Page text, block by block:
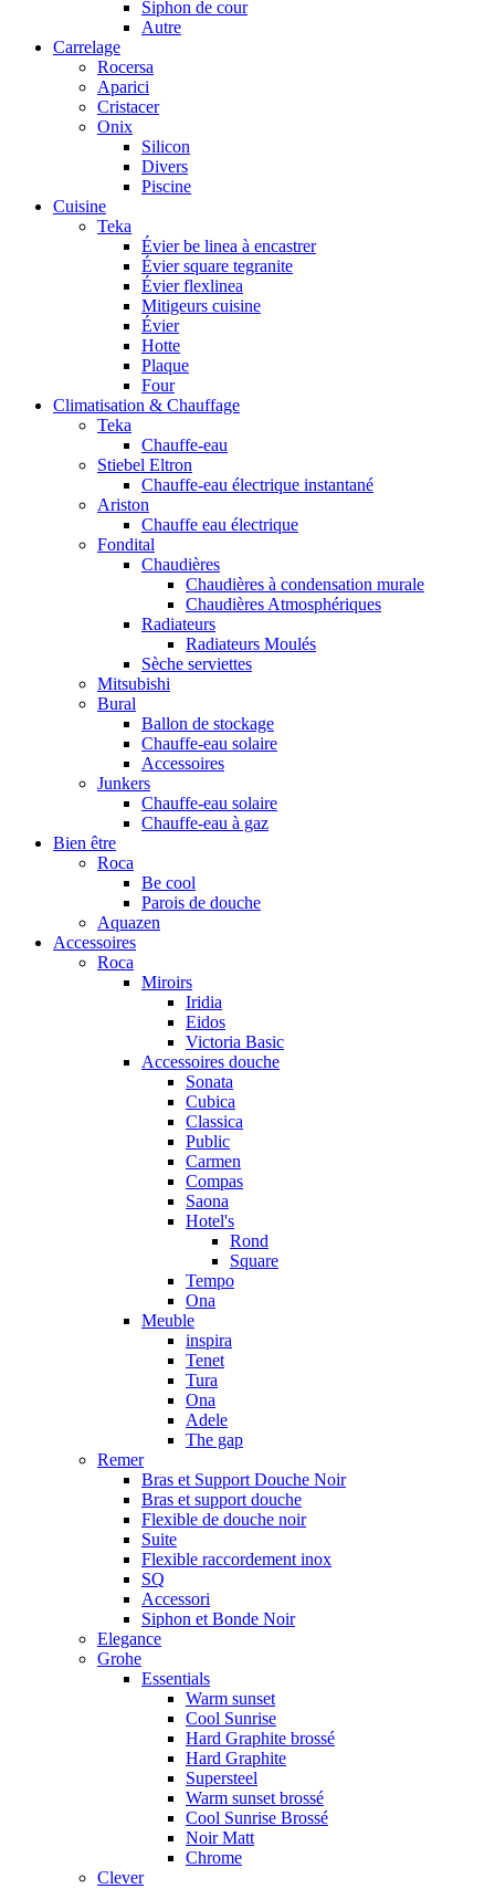
Siphon de cour
Autre
Carrelage
Rocersa
Aparici
Cristacer
Onix
Silicon
Divers
Piscine
Cuisine
Teka
Évier be linea à encastrer
Évier square tegranite
Évier flexlinea
Mitigeurs cuisine
Évier
Hotte
Plaque
Four
Climatisation & Chauffage
Teka
Chauffe-eau
Stiebel Eltron
Chauffe-eau électrique instantané
Ariston
Chauffe eau électrique
Fondital
Chaudières
Chaudières à condensation murale
Chaudières Atmosphériques
Radiateurs
Radiateurs Moulés
Sèche serviettes
Mitsubishi
Bural
Ballon de stockage
Chauffe-eau solaire
Accessoires
Junkers
Chauffe-eau solaire
Chauffe-eau à gaz
Bien être
Roca
Be cool
Parois de douche
Aquazen
Accessoires
Roca
Miroirs
Iridia
Eidos
Victoria Basic
Accessoires douche
Sonata
Cubica
Classica
Public
Carmen
Compas
Saona
Hotel's
Rond
Square
Tempo
Ona
Meuble
inspira
Tenet
Tura
Ona
Adele
The gap
Remer
Bras et Support Douche Noir
Bras et support douche
Flexible de douche noir
Suite
Flexible raccordement inox
SQ
Accessori
Siphon et Bonde Noir
Elegance
Grohe
Essentials
Warm sunset
Cool Sunrise
Hard Graphite brossé
Hard Graphite
Supersteel
Warm sunset brossé
Cool Sunrise Brossé
Noir Matt
Chrome
Clever